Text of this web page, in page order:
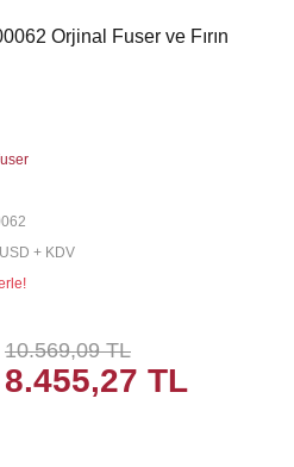
Orjinal Fuser ve Fırın
+ KDV
10.569,09 TL
8.455,27 TL